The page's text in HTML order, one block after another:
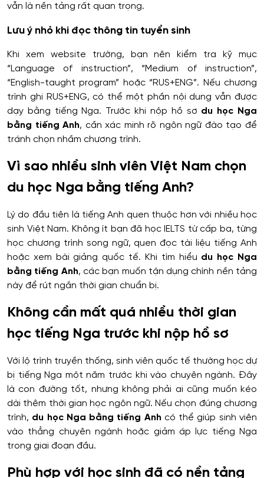
vẫn là nền tảng rất quan trọng.
Lưu ý nhỏ khi đọc thông tin tuyển sinh
Khi xem website trường, bạn nên kiểm tra kỹ mục
“Language of instruction”, “Medium of instruction”,
“English-taught program” hoặc “RUS+ENG”. Nếu chương
trình ghi RUS+ENG, có thể một phần nội dung vẫn được
dạy bằng tiếng Nga. Trước khi nộp hồ sơ du học Nga
bằng tiếng Anh, cần xác minh rõ ngôn ngữ đào tạo để
tránh chọn nhầm chương trình.
Vì sao nhiều sinh viên Việt Nam chọn
du học Nga bằng tiếng Anh?
Lý do đầu tiên là tiếng Anh quen thuộc hơn với nhiều học
sinh Việt Nam. Không ít bạn đã học IELTS từ cấp ba, từng
học chương trình song ngữ, quen đọc tài liệu tiếng Anh
hoặc xem bài giảng quốc tế. Khi tìm hiểu du học Nga
bằng tiếng Anh, các bạn muốn tận dụng chính nền tảng
này để rút ngắn thời gian chuẩn bị.
Không cần mất quá nhiều thời gian
học tiếng Nga trước khi nộp hồ sơ
Với lộ trình truyền thống, sinh viên quốc tế thường học dự
bị tiếng Nga một năm trước khi vào chuyên ngành. Đây
là con đường tốt, nhưng không phải ai cũng muốn kéo
dài thêm thời gian học ngôn ngữ. Nếu chọn đúng chương
trình, du học Nga bằng tiếng Anh có thể giúp sinh viên
vào thẳng chuyên ngành hoặc giảm áp lực tiếng Nga
trong giai đoạn đầu.
Phù hợp với học sinh đã có nền tảng